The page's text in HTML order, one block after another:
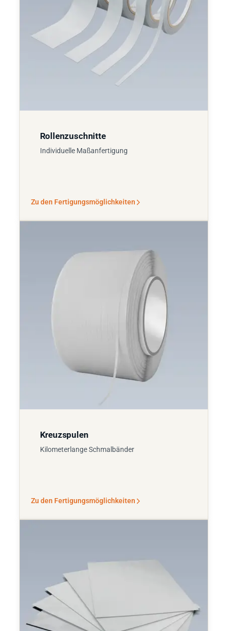
Rollenzuschnitte
Individuelle Maßanfertigung
Zu den Fertigungsmöglichkeiten
Kreuzspulen
Kilometerlange Schmalbänder
Zu den Fertigungsmöglichkeiten